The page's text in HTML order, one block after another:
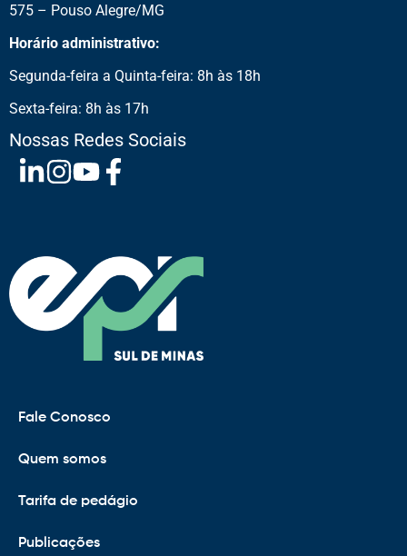
575 – Pouso Alegre/MG
Horário administrativo:
Segunda-feira a Quinta-feira: 8h às 18h
Sexta-feira: 8h às 17h
Nossas Redes Sociais
Fale Conosco
Quem somos
Tarifa de pedágio
Publicações